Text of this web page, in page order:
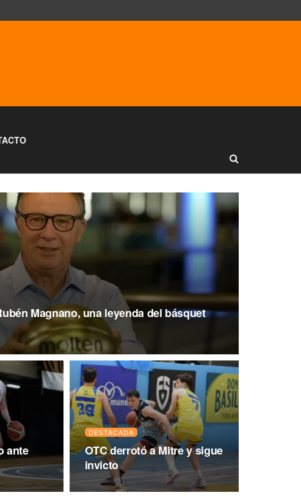
Magnano, una leyenda del básquet
ante
DESTACADA
OTC derrotó a Mitre y sigue
invicto